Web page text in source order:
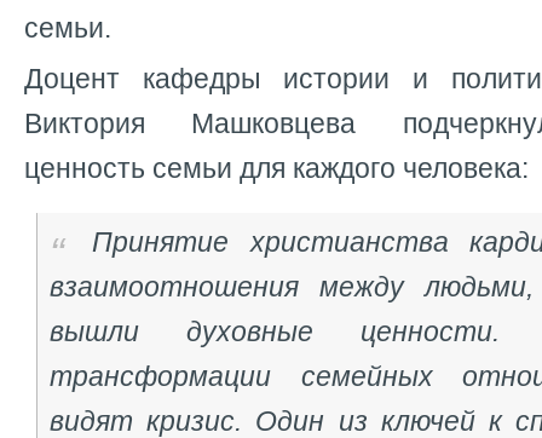
семьи.
Доцент кафедры истории и
Виктория Машковцева
ценность семьи для каждого человека:
Принятие христианства
взаимоотношения между
вышли духовные ценности.
трансформации семейных
видят кризис. Один из ключей к